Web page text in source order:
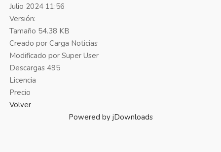
Julio 2024 11:56
Versión:
Tamaño 54.38 KB
Creado por Carga Noticias
Modificado por Super User
Descargas 495
Licencia
Precio
Volver
Powered by jDownloads